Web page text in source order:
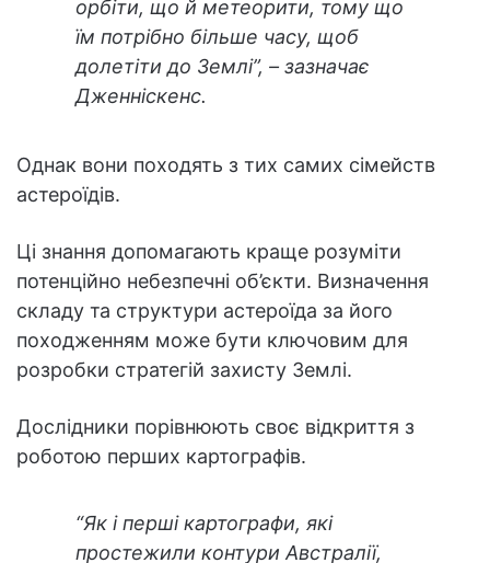
орбіти, що й метеорити, тому що
їм потрібно більше часу, щоб
долетіти до Землі”, – зазначає
Дженніскенс.
Однак вони походять з тих самих сімейств
астероїдів.
Ці знання допомагають краще розуміти
потенційно небезпечні об’єкти. Визначення
складу та структури астероїда за його
походженням може бути ключовим для
розробки стратегій захисту Землі.
Дослідники порівнюють своє відкриття з
роботою перших картографів.
“Як і перші картографи, які
простежили контури Австралії,